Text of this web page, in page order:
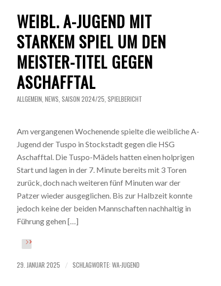
WEIBL. A-JUGEND MIT
STARKEM SPIEL UM DEN
MEISTER-TITEL GEGEN
ASCHAFFTAL
ALLGEMEIN, NEWS, SAISON 2024/25, SPIELBERICHT
Am vergangenen Wochenende spielte die weibliche A-
Jugend der Tuspo in Stockstadt gegen die HSG
Aschafftal. Die Tuspo-Mädels hatten einen holprigen
Start und lagen in der 7. Minute bereits mit 3 Toren
zurück, doch nach weiteren fünf Minuten war der
Patzer wieder ausgeglichen. Bis zur Halbzeit konnte
jedoch keine der beiden Mannschaften nachhaltig in
Führung gehen […]
29. JANUAR 2025 / SCHLAGWORTE: WA-JUGEND